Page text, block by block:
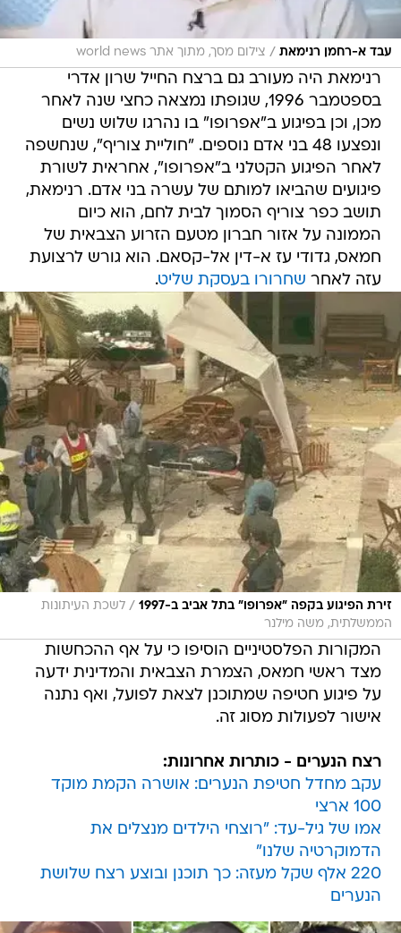
עבד א-רחמן רנימאת / צילום מסך, מתוך אתר world news
רנימאת היה מעורב גם ברצח החייל שרון אדרי
בספטמבר 1996, שגופתו נמצאה כחצי שנה לאחר
מכן, וכן בפיגוע ב"אפרופו" בו נהרגו שלוש נשים
ונפצעו 48 בני אדם נוספים. "חוליית צוריף", שנחשפה
לאחר הפיגוע הקטלני ב"אפרופו", אחראית לשורת
פיגועים שהביאו למותם של עשרה בני אדם. רנימאת,
תושב כפר צוריף הסמוך לבית לחם, הוא כיום
הממונה על אזור חברון מטעם הזרוע הצבאית של
חמאס, גדודי עז א-דין אל-קסאם. הוא גורש לרצועת
עזה לאחר שחרורו בעסקת שליט.
זירת הפיגוע בקפה "אפרופו" בתל אביב ב-1997 / לשכת העיתונות
הממשלתית, משה מילנר
המקורות הפלסטיניים הוסיפו כי על אף ההכחשות
מצד ראשי חמאס, הצמרת הצבאית והמדינית ידעה
על פיגוע חטיפה שמתוכנן לצאת לפועל, ואף נתנה
אישור לפעולות מסוג זה.
רצח הנערים - כותרות אחרונות:
עקב מחדל חטיפת הנערים: אושרה הקמת מוקד
100 ארצי
אמו של גיל-עד: "רוצחי הילדים מנצלים את
הדמוקרטיה שלנו"
220 אלף שקל מעזה: כך תוכנן ובוצע רצח שלושת
הנערים